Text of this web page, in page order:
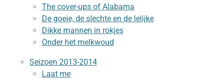
The cover-ups of Alabama
De goeie, de slechte en de lelijke
Dikke mannen in rokjes
Onder het melkwoud
Seizoen 2013-2014
Laat me